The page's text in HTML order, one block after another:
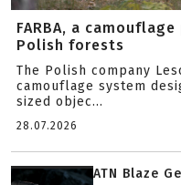
FARBA, a
Polish forests
The Polish company
camouflage system
sized objec...
28.07.2026
ATN Blaze